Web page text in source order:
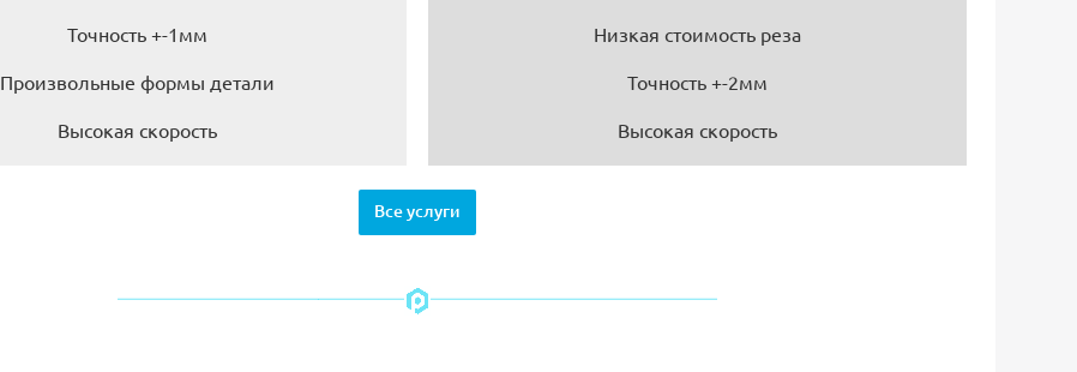
Точность +-1мм
Произвольные формы детали
Высокая скорость
Низкая стоимость реза
Точность +-2мм
Высокая скорость
Все услуги